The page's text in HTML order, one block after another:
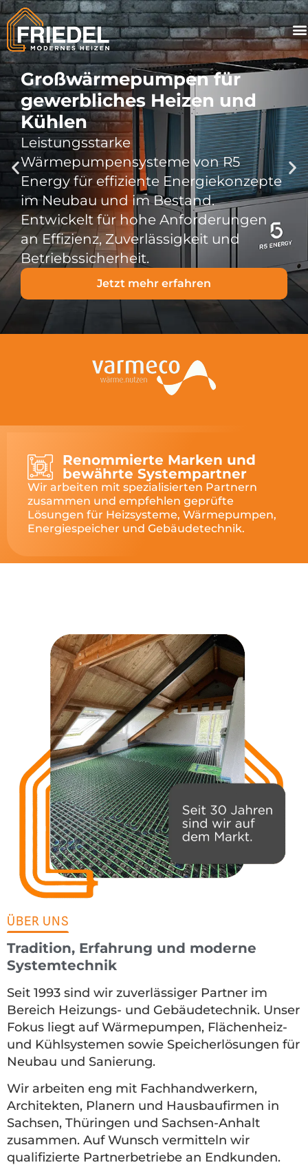
Großwärmepumpen für
gewerbliches Heizen und
Kühlen
Leistungsstarke
Wärmepumpensysteme von R5
Energy für effiziente Energiekonzepte
im Neubau und im Bestand.
Entwickelt für hohe Anforderungen
an Effizienz, Zuverlässigkeit und
Betriebssicherheit.
Jetzt mehr erfahren
Renommierte Marken und
bewährte Systempartner
Wir arbeiten mit spezialisierten Partnern
zusammen und empfehlen geprüfte
Lösungen für Heizsysteme, Wärmepumpen,
Energiespeicher und Gebäudetechnik.
ÜBER UNS
Tradition, Erfahrung und moderne
Systemtechnik
Seit 1993 sind wir zuverlässiger Partner im
Bereich Heizungs- und Gebäudetechnik. Unser
Fokus liegt auf Wärmepumpen, Flächenheiz-
und Kühlsystemen sowie Speicherlösungen für
Neubau und Sanierung.
Wir arbeiten eng mit Fachhandwerkern,
Architekten, Planern und Hausbaufirmen in
Sachsen, Thüringen und Sachsen-Anhalt
zusammen. Auf Wunsch vermitteln wir
qualifizierte Partnerbetriebe an Endkunden.